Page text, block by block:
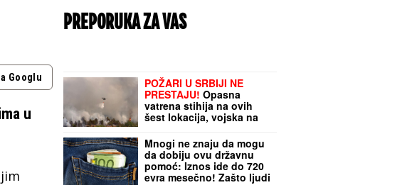
Googlu
u
PREPORUKA ZA VAS
POŽARI U SRBIJI NE
PRESTAJU! Opasna
vatrena stihija na ovih
šest lokacija, vojska na
nogama u Deliblatskoj
peščari: Evo gde je
najkritičnije (VIDEO)
Mnogi ne znaju da mogu
da dobiju ovu državnu
pomoć: Iznos ide do 720
evra mesečno! Zašto ljudi